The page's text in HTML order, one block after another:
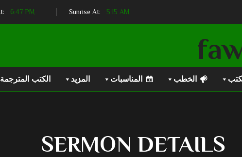
5:15 AM
6:47 PM
الخطب المناسبات المزيد الكتب المترجمة
SERMON DETAILS